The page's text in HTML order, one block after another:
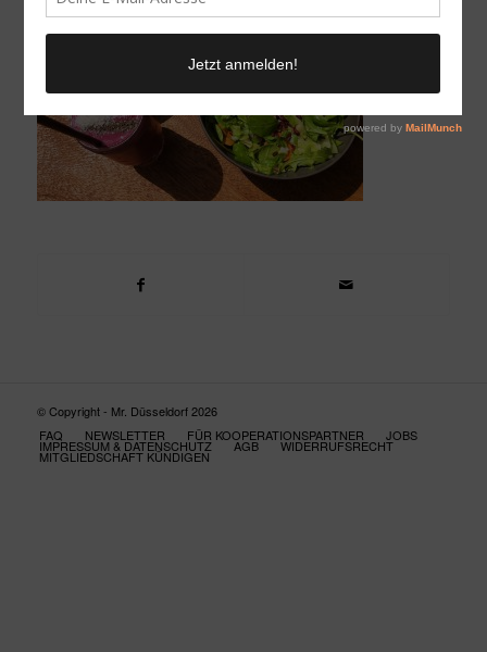
© Copyright - Mr. Düsseldorf 2026
FAQ
NEWSLETTER FÜR KOOPERATIONSPARTNER JOBS
IMPRESSUM & DATENSCHUTZ AGB WIDERRUFSRECHT
MITGLIEDSCHAFT KÜNDIGEN